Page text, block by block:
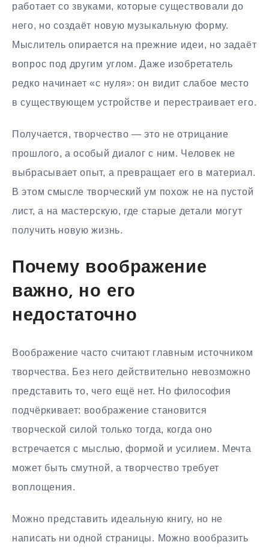
работает со звуками, которые существовали до
него, но создаёт новую музыкальную форму.
Мыслитель опирается на прежние идеи, но задаёт
вопрос под другим углом. Даже изобретатель
редко начинает «с нуля»: он видит слабое место
в существующем устройстве и перестраивает его.
Получается, творчество — это не отрицание
прошлого, а особый диалог с ним. Человек не
выбрасывает опыт, а превращает его в материал.
В этом смысле творческий ум похож не на пустой
лист, а на мастерскую, где старые детали могут
получить новую жизнь.
Почему воображение
важно, но его
недостаточно
Воображение часто считают главным источником
творчества. Без него действительно невозможно
представить то, чего ещё нет. Но философия
подчёркивает: воображение становится
творческой силой только тогда, когда оно
встречается с мыслью, формой и усилием. Мечта
может быть смутной, а творчество требует
воплощения.
Можно представить идеальную книгу, но не
написать ни одной страницы. Можно вообразить